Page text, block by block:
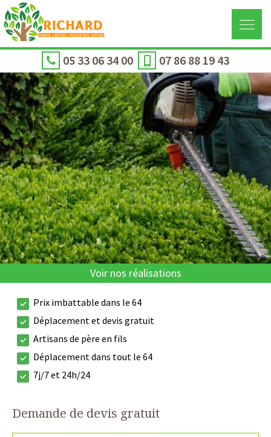
05 33 06 34 00 07 86 88 19 43
Voir nos réalisations
Prix imbattable dans le 64
Déplacement et devis gratuit
Artisans de père en fils
Déplacement dans tout le 64
7j/7 et 24h/24
Demande de devis gratuit